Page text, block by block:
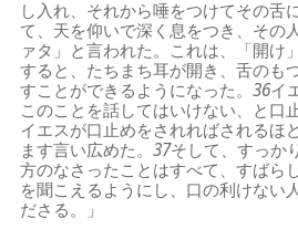
し入れ、それから唾をつけてその舌
て、天を仰いで深く息をつき、その
ァタ」と言われた。これは、「開け
すると、たちまち耳が開き、舌のも
すことができるようになった。36イ
このことを話してはいけない、と口
イエスが口止めをされればされるほ
ます言い広めた。37そして、すっか
方のなさったことはすべて、すばら
を聞こえるようにし、口の利けない
ださる。」